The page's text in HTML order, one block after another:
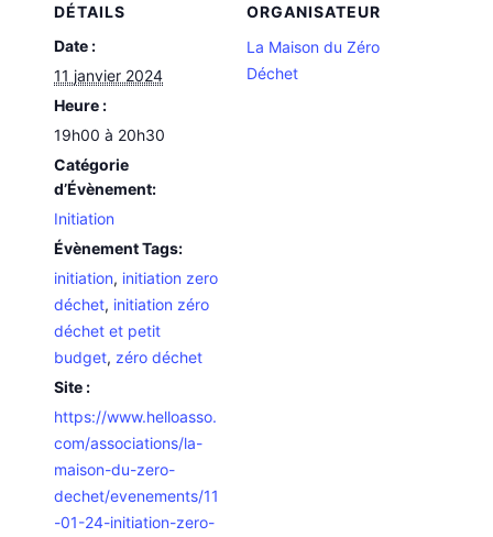
DÉTAILS
Date :
11 janvier 2024
Heure :
19h00 à 20h30
Catégorie
d’Évènement:
Initiation
Évènement Tags:
initiation, initiation zero
déchet, initiation zéro
déchet et petit
budget, zéro déchet
Site :
https://www.helloasso.
com/associations/la-
maison-du-zero-
dechet/evenements/11
-01-24-initiation-zero-
ORGANISATEUR
La Maison du Zéro
Déchet